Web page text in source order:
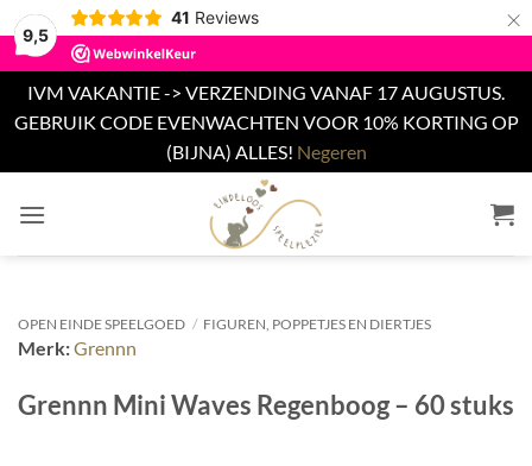
9,5
41 Reviews ×
IVM VAKANTIE -> VERZENDING VANAF 17 AUGUSTUS.
GEBRUIK CODE EVENWACHTEN VOOR 10% KORTING OP
(BIJNA) ALLES! Negeren
naar
OPEN EINDE SPEELGOED / FIGUREN, POPPETJES EN DIERTJES
Merk:Grennn
Grennn Mini Waves Regenboog – 60 stuks